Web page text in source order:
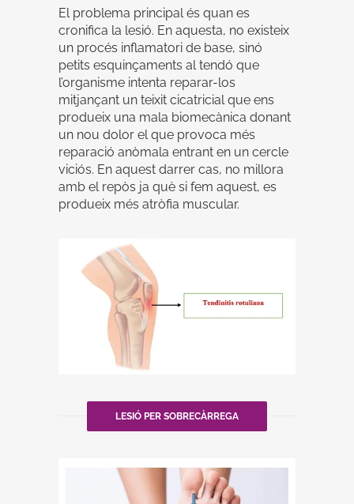
El problema principal és quan es
cronifica la lesió. En aquesta, no existeix
un procés inflamatori de base, sinó
petits esquinçaments al tendó que
l’organisme intenta reparar-los
mitjançant un teixit cicatricial que ens
produeix una mala biomecànica donant
un nou dolor el que provoca més
reparació anòmala entrant en un cercle
viciós. En aquest darrer cas, no millora
amb el repòs ja què si fem aquest, es
produeix més atròfia muscular.
LESIÓ PER SOBRECÀRREGA